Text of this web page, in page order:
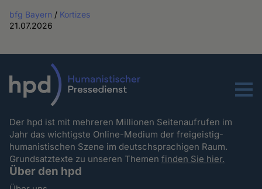
bfg Bayern / Kortizes
21.07.2026
Menu
Der hpd ist mit mehreren Millionen Seitenaufrufen im
Jahr das wichtigste Online-Medium der freigeistig-
humanistischen Szene im deutschsprachigen Raum.
Grundsatztexte zu unseren Themenfinden Sie hier.
Über den hpd